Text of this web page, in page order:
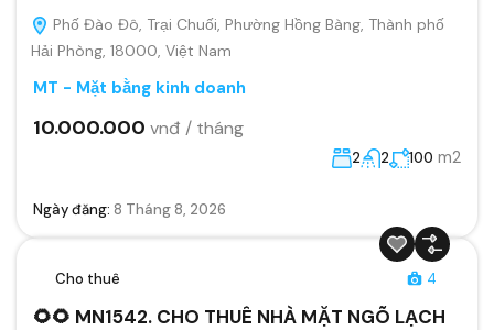
Phố Đào Đô, Trại Chuối, Phường Hồng Bàng, Thành phố
Hải Phòng, 18000, Việt Nam
MT - Mặt bằng kinh doanh
10.000.000 vnđ / tháng
2 2 100 m2
Ngày đăng: 8 Tháng 8, 2026
Cho thuê 4
🌻🌻 MN1542. CHO THUÊ NHÀ MẶT NGÕ LẠCH